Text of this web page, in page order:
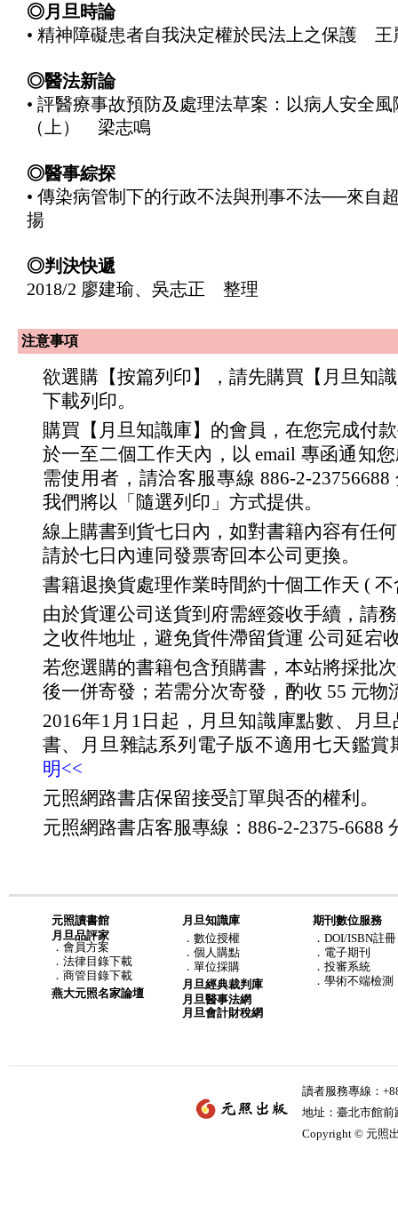
◎月旦時論
• 精神障礙患者自我決定權於民法上之保護 王
◎醫法新論
• 評醫療事故預防及處理法草案：以病人安全
（上） 梁志鳴
◎醫事綜探
• 傳染病管制下的行政不法與刑事不法──來自
揚
◎判決快遞
2018/2 廖建瑜、吳志正 整理
注意事項
欲選購【按篇列印】，請先購買【月旦知
下載列印。
購買【月旦知識庫】的會員，在您完成付
於一至二個工作天內，以 email 專函通知
需使用者，請洽客服專線 886-2-23756688
我們將以「隨選列印」方式提供。
線上購書到貨七日內，如對書籍內容有任
請於七日內連同發票寄回本公司更換。
書籍退換貨處理作業時間約十個工作天 (
由於貨運公司送貨到府需經簽收手續，請
之收件地址，避免貨件滯留貨運 公司延宕
若您選購的書籍包含預購書，本站將採批
後一併寄發；若需分次寄發，酌收 55 元物
2016年1月1日起，月旦知識庫點數、月
書、月旦雜誌系列電子版不適用七天鑑賞
明<<
元照網路書店保留接受訂單與否的權利。
元照網路書店客服專線：886-2-2375-6688
元照讀書館
月旦品評家
． 會員方案
． 法律目錄下載
． 商管目錄下載
燕大元照名家論壇
月旦知識庫
． 數位授權
． 個人購點
． 單位採購
月旦經典裁判庫
月旦醫事法網
月旦會計財稅網
期刊數位服務
．DOI/ISBN註冊
．電子期刊
．投審系統
．學術不端檢測
讀者服務專線：
地址：臺北市館
Copyright © 元照